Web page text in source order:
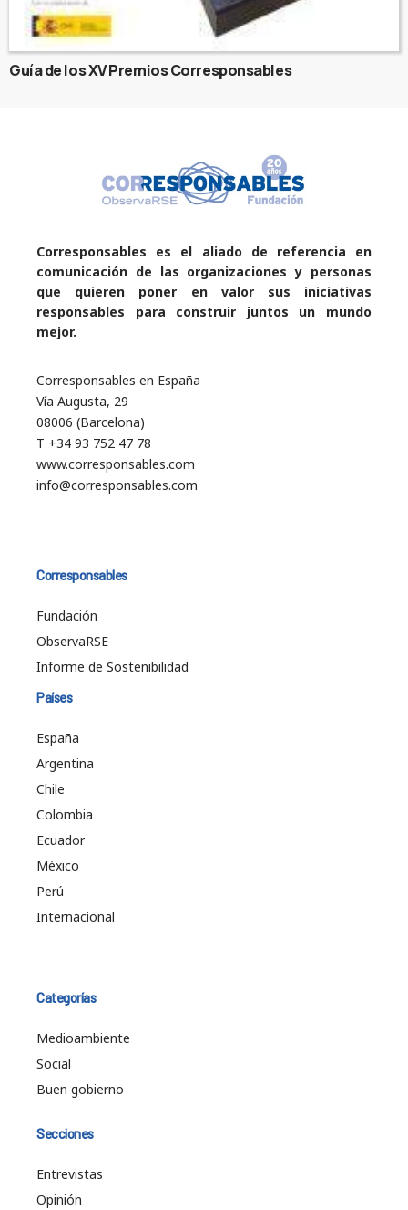
Guía de los XV Premios Corresponsables
Corresponsables es el aliado de referencia en
comunicación de las organizaciones y personas
que quieren poner en valor sus iniciativas
responsables para construir juntos un mundo
mejor.
Corresponsables en España
Vía Augusta, 29
08006 (Barcelona)
T +34 93 752 47 78
www.corresponsables.com
info@corresponsables.com
Corresponsables
Fundación
ObservaRSE
Informe de Sostenibilidad
Países
España
Argentina
Chile
Colombia
Ecuador
México
Perú
Internacional
Categorías
Medioambiente
Social
Buen gobierno
Secciones
Entrevistas
Opinión